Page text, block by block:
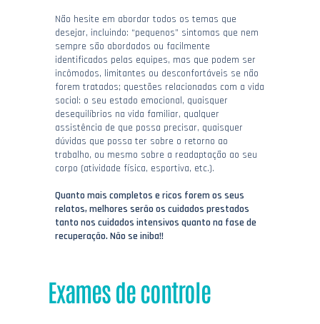
Não hesite em abordar todos os temas que
desejar, incluindo: “pequenos” sintomas que nem
sempre são abordados ou facilmente
identificados pelas equipes, mas que podem ser
incômodos, limitantes ou desconfortáveis se não
forem tratados; questões relacionadas com a vida
social: o seu estado emocional, quaisquer
desequilíbrios na vida familiar, qualquer
assistência de que possa precisar, quaisquer
dúvidas que possa ter sobre o retorno ao
trabalho, ou mesmo sobre a readaptação ao seu
corpo (atividade física, esportiva, etc.).
Quanto mais completos e ricos forem os seus
relatos, melhores serão os cuidados prestados
tanto nos cuidados intensivos quanto na fase de
recuperação. Não se iniba!!
Exames de controle